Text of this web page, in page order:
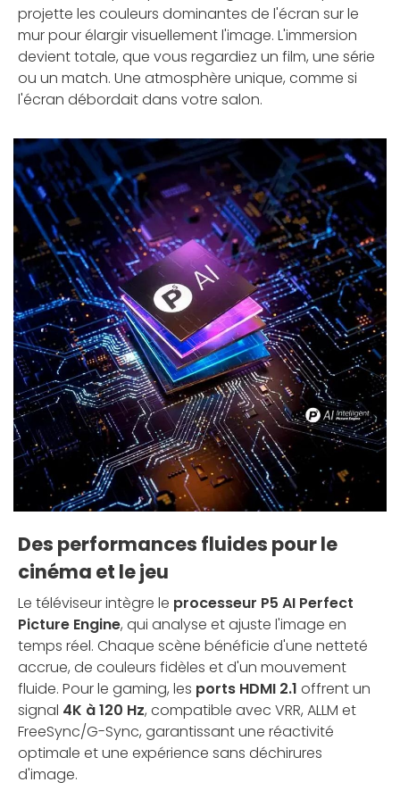
projette les couleurs dominantes de l'écran sur le
mur pour élargir visuellement l'image. L'immersion
devient totale, que vous regardiez un film, une série
ou un match. Une atmosphère unique, comme si
l'écran débordait dans votre salon.
Des performances fluides pour le
cinéma et le jeu
Le téléviseur intègre le processeur P5 AI Perfect
Picture Engine, qui analyse et ajuste l'image en
temps réel. Chaque scène bénéficie d'une netteté
accrue, de couleurs fidèles et d'un mouvement
fluide. Pour le gaming, les ports HDMI 2.1 offrent un
signal 4K à 120 Hz, compatible avec VRR, ALLM et
FreeSync/G-Sync, garantissant une réactivité
optimale et une expérience sans déchirures
d'image.